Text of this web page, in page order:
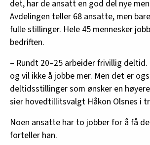
det, har de ansatt en god del nye
Avdelingen teller 68 ansatte, men
fulle stillinger. Hele 45 mennesker
bedriften.
– Rundt 20–25 arbeider frivillig
og vil ikke å jobbe mer. Men det er
deltidsstillinger som ønsker en
sier hovedtillitsvalgt Håkon Olsnes i
Noen ansatte har to jobber for å få
forteller han.